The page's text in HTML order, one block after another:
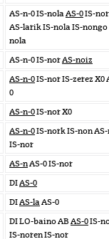
AS-n-0 IS-nolaAS-0IS-nor
AS-larik IS-nola IS-nongo
nola
AS-n-0 IS-norAS-noiz
AS-n-0IS-nor IS-zerez X0
0
AS-n-0IS-nor X0
AS-n-0IS-nork IS-non
IS-nor
AS-nAS-0 IS-nor
DIAS-0
DIAS-laAS-0
DI LO-baino AB AS-0IS-
IS-noren IS-nor